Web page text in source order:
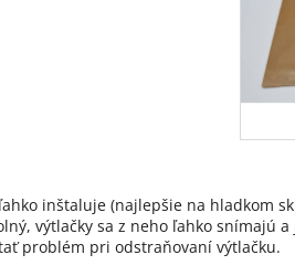
inštaluje (najlepšie na hladkom
výtlačky sa z neho ľahko
problém pri odstraňovaní výtlačku.